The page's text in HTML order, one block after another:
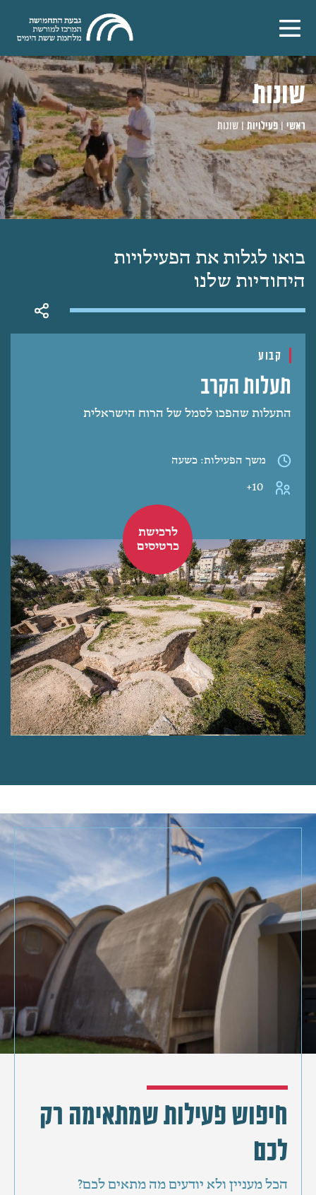
שונות
ראשי |פעילויות | שונות
בואו לגלות את הפעילויות
היחודיות שלנו
קבוע
תעלות הקרב
התעלות שהפכו לסמל של הרוח הישראלית
משך הפעילות: כשעה
10+
לרכישת
כרטיסים
חיפוש פעילות שמתאימה רק
לכם
הכל מעניין ולא יודעים מה מתאים לכם?